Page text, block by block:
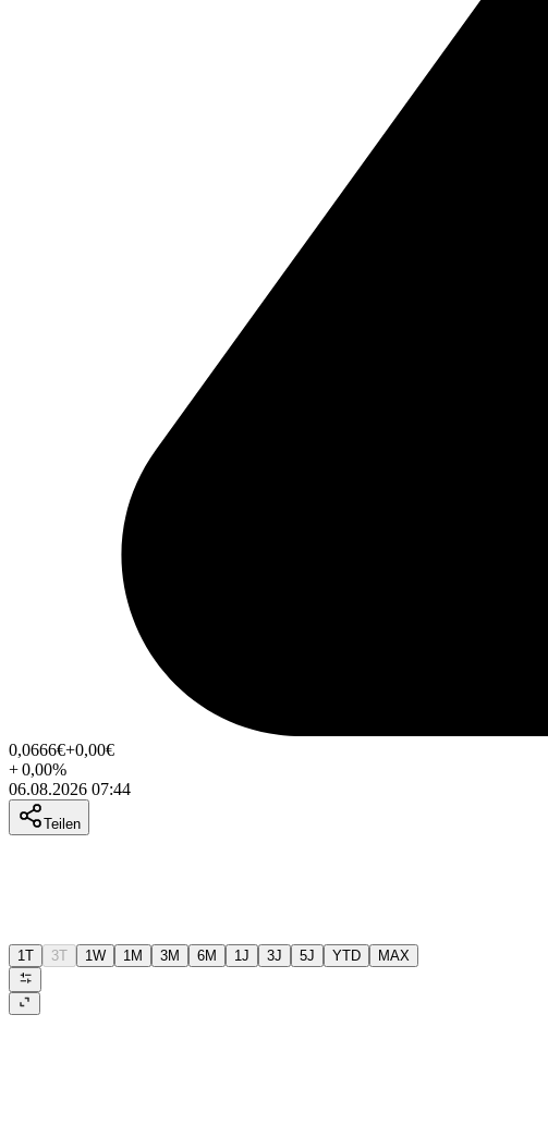
0,0666€+0,00€
+0,00%
06.08.2026 07:44
Teilen
1T 3T 1W 1M 3M 6M 1J 3J 5J YTD MAX